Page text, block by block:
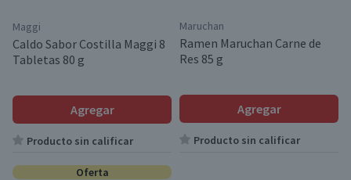
Maggi
Caldo Sabor Costilla Maggi 8
Tabletas 80 g
Agregar
Producto sin calificar
Maruchan
Ramen Maruchan Carne de
Res 85 g
Agregar
Producto sin calificar
Oferta